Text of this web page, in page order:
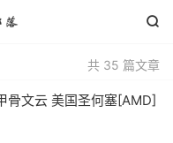

共 35 篇文章
骨文云 美国圣何塞[AMD]